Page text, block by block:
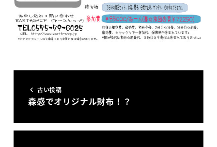
古い投稿
森感でオリジナル財布！？